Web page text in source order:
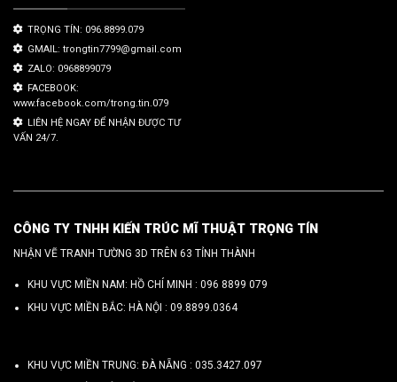
TRỌNG TÍN: 096.8899.079
GMAIL: trongtin7799@gmail.com
ZALO: 0968899079
FACEBOOK:
www.facebook.com/trong.tin.079
LIÊN HỆ NGAY ĐỂ NHẬN ĐƯỢC TƯ
VẤN 24/7.
CÔNG TY TNHH KIẾN TRÚC MĨ THUẬT TRỌNG TÍN
NHẬN VẼ TRANH TƯỜNG 3D TRÊN 63 TỈNH THÀNH
KHU VỰC MIỀN NAM: HỒ CHÍ MINH : 096 8899 079
KHU VỰC MIỀN BẮC: HÀ NỘI : 09.8899.0364
KHU VỰC MIỀN TRUNG: ĐÀ NẴNG : 035.3427.097